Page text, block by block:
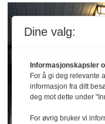
Dine valg:
Informasjonskapsler
For å gi deg relevante
informasjon fra ditt
deg mot dette under
For øvrig bruker vi